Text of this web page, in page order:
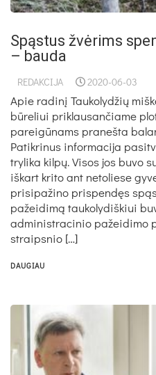
Spąstus žvėrims
– bauda
REDAKCIJA 2020-06-03
Apie radinį Taukolydžių
būreliui priklausančiame
pareigūnams pranešta
Patikrinus informacija
trylika kilpų. Visos jos buvo
iškart krito ant netoliese
prisipažino prispendęs
pažeidimą taukolydiškiui
administracinio pažeidimo
straipsnio […]
DAUGIAU